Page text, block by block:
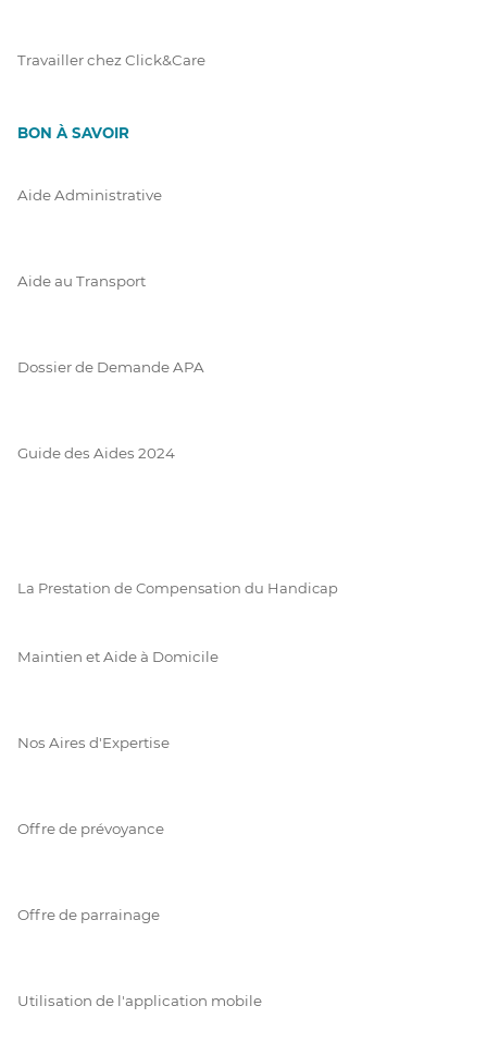
Travailler chez Click&Care
BON À SAVOIR
Aide Administrative
Aide au Transport
Dossier de Demande APA
Guide des Aides 2024
La Prestation de Compensation du Handicap
Maintien et Aide à Domicile
Nos Aires d'Expertise
Offre de prévoyance
Offre de parrainage
Utilisation de l'application mobile